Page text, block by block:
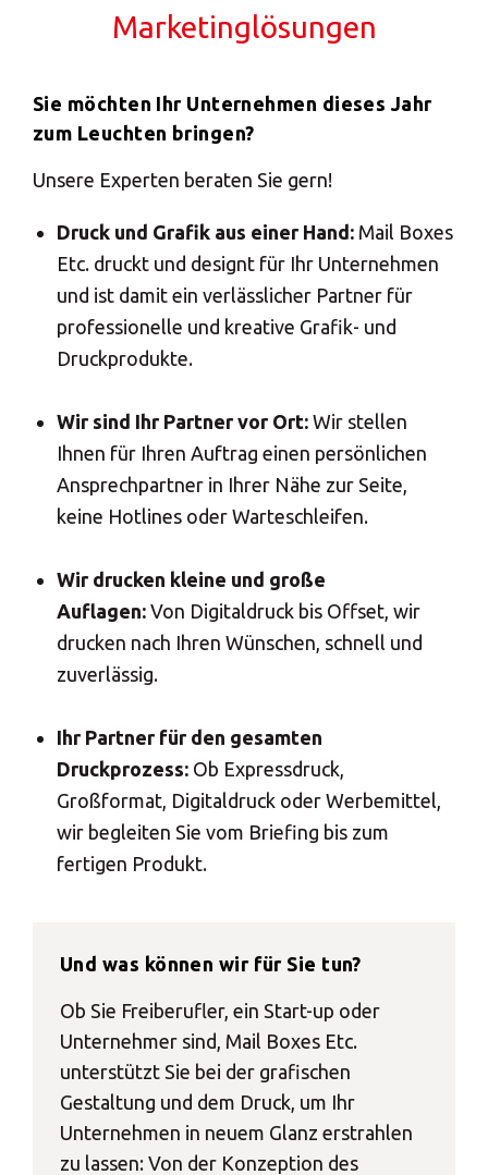
Kompetente Beratung
Marketinglösungen
Sie möchten Ihr Unternehmen dieses Jahr
zum Leuchten bringen?
Unsere Experten beraten Sie gern!
Druck und Grafik aus einer Hand: Mail Boxes
Etc. druckt und designt für Ihr Unternehmen
und ist damit ein verlässlicher Partner für
professionelle und kreative Grafik- und
Druckprodukte.
Wir sind Ihr Partner vor Ort: Wir stellen
Ihnen für Ihren Auftrag einen persönlichen
Ansprechpartner in Ihrer Nähe zur Seite,
keine Hotlines oder Warteschleifen.
Wir drucken kleine und große
Auflagen: Von Digitaldruck bis Offset, wir
drucken nach Ihren Wünschen, schnell und
zuverlässig.
Ihr Partner für den gesamten
Druckprozess: Ob Expressdruck,
Großformat, Digitaldruck oder Werbemittel,
wir begleiten Sie vom Briefing bis zum
fertigen Produkt.
Und was können wir für Sie tun?
Ob Sie Freiberufler, ein Start-up oder
Unternehmer sind, Mail Boxes Etc.
unterstützt Sie bei der grafischen
Gestaltung und dem Druck, um Ihr
Unternehmen in neuem Glanz erstrahlen
zu lassen: Von der Konzeption des